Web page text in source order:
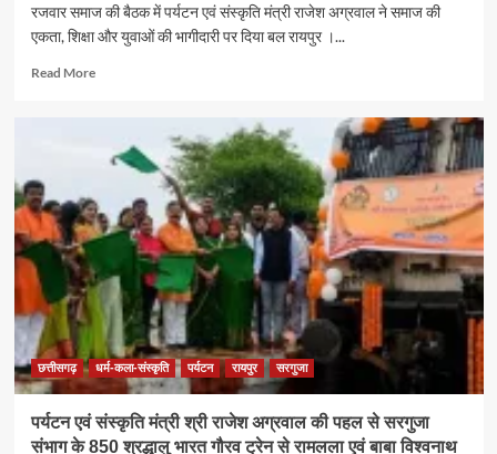
रजवार समाज की बैठक में पर्यटन एवं संस्कृति मंत्री राजेश अग्रवाल ने समाज की
एकता, शिक्षा और युवाओं की भागीदारी पर दिया बल रायपुर ।...
Read MoreRead
एकजुटता
सामाजिक
विकास
की
बड़ी
शक्ति
राजेश
अग्रवाल
छत्तीसगढ़ धर्म-कला-संस्कृति पर्यटन रायपुर सरगुजा
पर्यटन एवं संस्कृति मंत्री श्री राजेश अग्रवाल की पहल से सरगुजा
संभाग के 850 श्रद्धालु भारत गौरव ट्रेन से रामलला एवं बाबा विश्वनाथ